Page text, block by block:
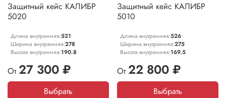
Защитный кейс КАЛИБР
5020
Длина внутренняя:521
Ширина внутренняя:278
Высота внутренняя:190.8
От 27 300 ₽
Выбрать
Защитный кейс КАЛИБР
5010
Длина внутренняя:526
Ширина внутренняя:275
Высота внутренняя:169.5
От 22 800 ₽
Выбрать